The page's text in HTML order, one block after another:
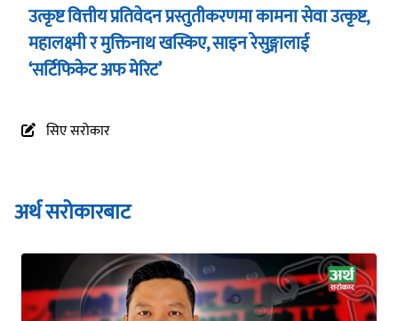
उत्कृष्ट वित्तीय प्रतिवेदन प्रस्तुतीकरणमा कामना सेवा उत्कृष्ट,
महालक्ष्मी र मुक्तिनाथ खस्किए, साइन रेसुङ्गालाई
‘सर्टिफिकेट अफ मेरिट’
सिए सरोकार
अर्थ सरोकारबाट